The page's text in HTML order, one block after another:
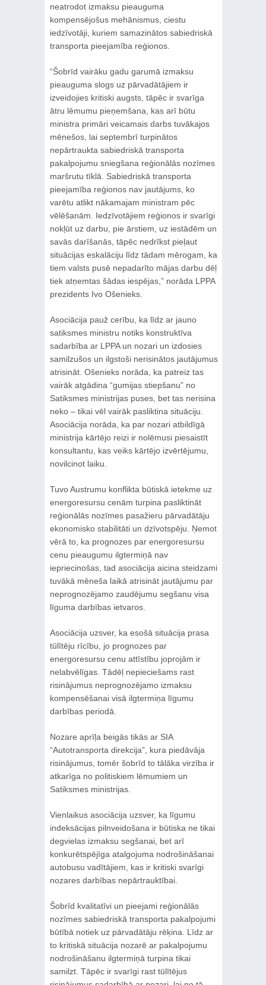
neatrodot izmaksu pieauguma
kompensējošus mehānismus, ciestu
iedzīvotāji, kuriem samazinātos sabiedriskā
transporta pieejamība reģionos.
“Šobrīd vairāku gadu garumā izmaksu
pieauguma slogs uz pārvadātājiem ir
izveidojies kritiski augsts, tāpēc ir svarīga
ātru lēmumu pieņemšana, kas arī būtu
ministra primāri veicamais darbs tuvākajos
mēnešos, lai septembrī turpinātos
nepārtraukta sabiedriskā transporta
pakalpojumu sniegšana reģionālās nozīmes
maršrutu tīklā. Sabiedriskā transporta
pieejamība reģionos nav jautājums, ko
varētu atlikt nākamajam ministram pēc
vēlēšanām. Iedzīvotājiem reģionos ir svarīgi
nokļūt uz darbu, pie ārstiem, uz iestādēm un
savās darīšanās, tāpēc nedrīkst pieļaut
situācijas eskalāciju līdz tādam mērogam, ka
tiem valsts pusē nepadarīto mājas darbu dēļ
tiek atņemtas šādas iespējas,” norāda LPPA
prezidents Ivo Ošenieks.
Asociācija pauž cerību, ka līdz ar jauno
satiksmes ministru notiks konstruktīva
sadarbība ar LPPA un nozari un izdosies
samilzušos un ilgstoši nerisinātos jautājumus
atrisināt. Ošenieks norāda, ka patreiz tas
vairāk atgādina “gumijas stiepšanu” no
Satiksmes ministrijas puses, bet tas nerisina
neko – tikai vēl vairāk pasliktina situāciju.
Asociācija norāda, ka par nozari atbildīgā
ministrija kārtējo reizi ir nolēmusi piesaistīt
konsultantu, kas veiks kārtējo izvērtējumu,
novilcinot laiku.
Tuvo Austrumu konflikta būtiskā ietekme uz
energoresursu cenām turpina pasliktināt
reģionālās nozīmes pasažieru pārvadātāju
ekonomisko stabilitāti un dzīvotspēju. Ņemot
vērā to, ka prognozes par energoresursu
cenu pieaugumu ilgtermiņā nav
iepriecinošas, tad asociācija aicina steidzami
tuvākā mēneša laikā atrisināt jautājumu par
neprognozējamo zaudējumu segšanu visa
līguma darbības ietvaros.
Asociācija uzsver, ka esošā situācija prasa
tūlītēju rīcību, jo prognozes par
energoresursu cenu attīstību joprojām ir
nelabvēlīgas. Tādēļ nepieciešams rast
risinājumus neprognozējamo izmaksu
kompensēšanai visā ilgtermiņa līgumu
darbības periodā.
Nozare aprīļa beigās tikās ar SIA
“Autotransporta direkcija”, kura piedāvāja
risinājumus, tomēr šobrīd to tālāka virzība ir
atkarīga no politiskiem lēmumiem un
Satiksmes ministrijas.
Vienlaikus asociācija uzsver, ka līgumu
indeksācijas pilnveidošana ir būtiska ne tikai
degvielas izmaksu segšanai, bet arī
konkurētspējīga atalgojuma nodrošināšanai
autobusu vadītājiem, kas ir kritiski svarīgi
nozares darbības nepārtrauktībai.
Šobrīd kvalitatīvi un pieejami reģionālās
nozīmes sabiedriskā transporta pakalpojumi
būtībā notiek uz pārvadātāju rēķina. Līdz ar
to kritiskā situācija nozarē ar pakalpojumu
nodrošināšanu ilgtermiņā turpina tikai
samilzt. Tāpēc ir svarīgi rast tūlītējus